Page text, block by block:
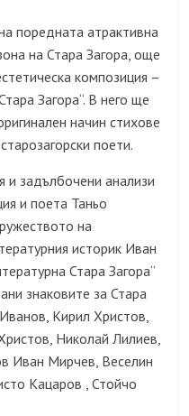
поредната атрактивна
на Стара Загора, още
композиция –
Загора“. В него ще
начин стихове
поети.
и задълбочени анализи
и поета Таньо
на
историк Иван
Стара Загора“
знаковите за Стара
Кирил Христов,
Николай Лилиев,
Иван Мирчев, Веселин
Кацаров , Стойчо